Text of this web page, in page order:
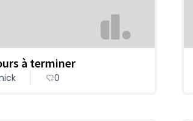
à terminer
0